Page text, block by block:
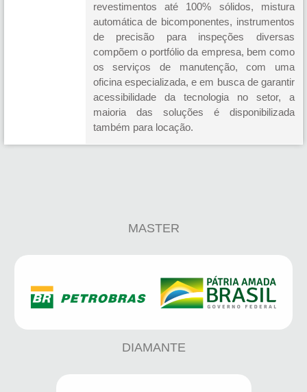
revestimentos até 100% sólidos, mistura
automática de bicomponentes, instrumentos
de precisão para inspeções diversas
compõem o portfólio da empresa, bem como
os serviços de manutenção, com uma
oficina especializada, e em busca de garantir
acessibilidade da tecnologia no setor, a
maioria das soluções é disponibilizada
também para locação.
MASTER
DIAMANTE